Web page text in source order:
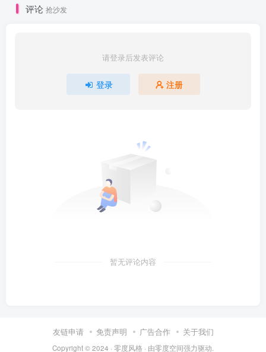
评论 抢沙发
请登录后发表评论
登录 注册
暂无评论内容
友链申请 免责声明 广告合作 关于我们
Copyright © 2024 · 零度风格 · 由零度空间强力驱动.